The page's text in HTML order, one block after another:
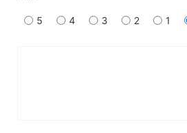
5 4 3 2 1